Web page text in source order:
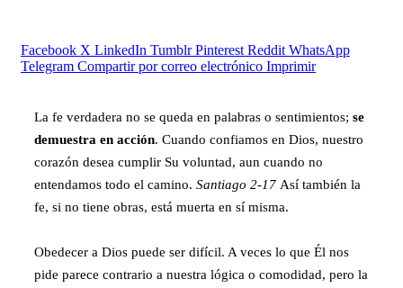
Facebook X LinkedIn Tumblr Pinterest Reddit WhatsApp
Telegram Compartir por correo electrónico Imprimir
La fe verdadera no se queda en palabras o sentimientos; se
demuestra en acción. Cuando confiamos en Dios, nuestro
corazón desea cumplir Su voluntad, aun cuando no
entendamos todo el camino. Santiago 2-17 Así también la
fe, si no tiene obras, está muerta en sí misma.
Obedecer a Dios puede ser difícil. A veces lo que Él nos
pide parece contrario a nuestra lógica o comodidad, pero la